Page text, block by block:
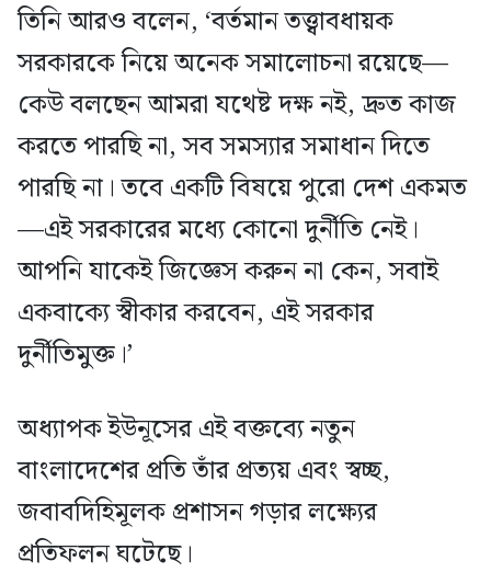
তিনি আরও বলেন, ‘বর্তমান তত্ত্বাবধায়ক
সরকারকে নিয়ে অনেক সমালোচনা রয়েছে—
কেউ বলছেন আমরা যথেষ্ট দক্ষ নই, দ্রুত কাজ
করতে পারছি না, সব সমস্যার সমাধান দিতে
পারছি না। তবে একটি বিষয়ে পুরো দেশ একমত
—এই সরকারের মধ্যে কোনো দুর্নীতি নেই।
আপনি যাকেই জিজ্ঞেস করুন না কেন, সবাই
একবাক্যে স্বীকার করবেন, এই সরকার
দুর্নীতিমুক্ত।’
অধ্যাপক ইউনূসের এই বক্তব্যে নতুন
বাংলাদেশের প্রতি তাঁর প্রত্যয় এবং স্বচ্ছ,
জবাবদিহিমূলক প্রশাসন গড়ার লক্ষ্যের
প্রতিফলন ঘটেছে।